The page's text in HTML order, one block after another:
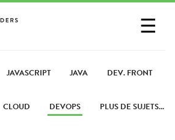
☰
PARTAGER UN LIEN
JAVASCRIPT JAVA DEV. FRONT
CLOUD DEVOPS PLUS DE SUJETS...